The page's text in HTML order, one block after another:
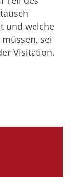
und welche
sei
Visitation.